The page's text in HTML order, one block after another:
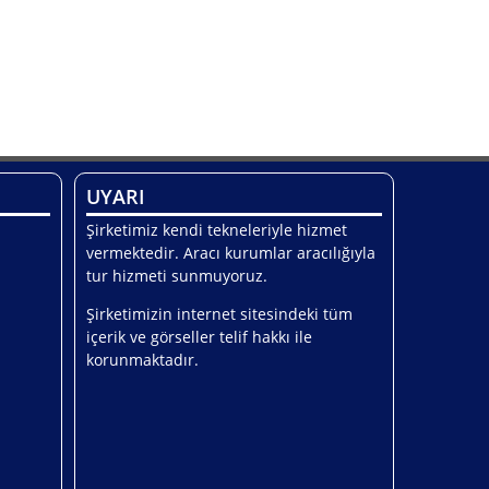
UYARI
Şirketimiz kendi tekneleriyle hizmet
vermektedir. Aracı kurumlar aracılığıyla
tur hizmeti sunmuyoruz.
Şirketimizin internet sitesindeki tüm
içerik ve görseller telif hakkı ile
korunmaktadır.